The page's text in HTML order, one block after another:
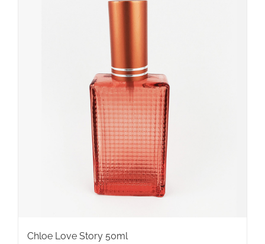
Chloe Love Story 50ml